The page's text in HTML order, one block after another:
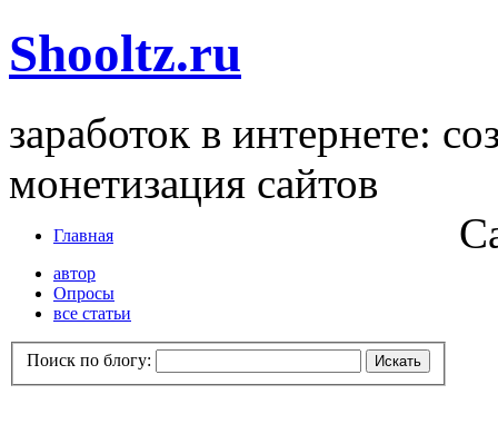
Shooltz.ru
заработок в интернете:
монетизация сайтов
Главная
автор
Опросы
все статьи
Поиск по блогу: